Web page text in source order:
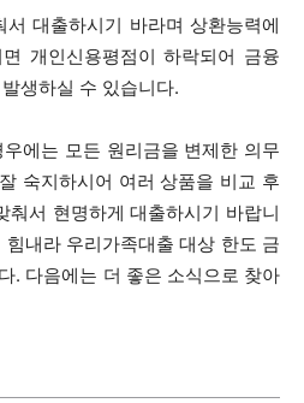
대출하시기 바라며 상환능력에
개인신용평점이 하락되어 금융
생하실 수 있습니다.
에는 모든 원리금을 변제한 의무
숙지하시어 여러 상품을 비교 후
춰서 현명하게 대출하시기 바랍니
내라 우리가족대출 대상 한도 금
. 다음에는 더 좋은 소식으로 찾아